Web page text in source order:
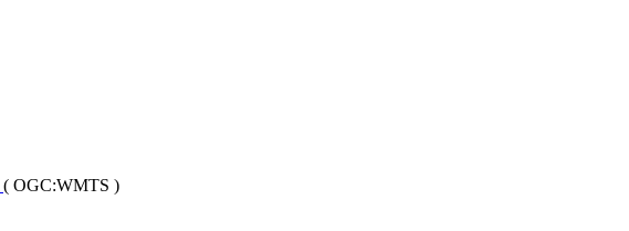
( OGC:WMTS )